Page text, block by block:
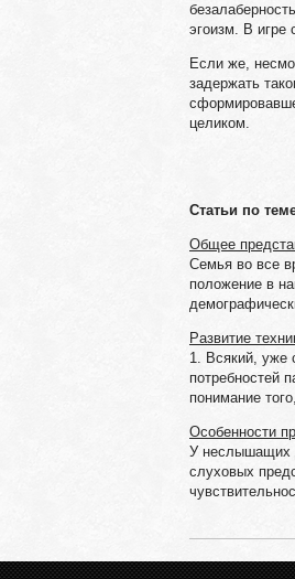
эгоизм. В игре
Если же,
задержать
целиком.
Статьи по
Общее
Семья во все
положение в
Развитие
1. Всякий, уже
потребностей
понимание
Особенности
У неслышащих
слуховых